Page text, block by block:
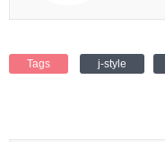
Tags j-style